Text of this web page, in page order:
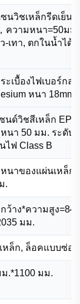
นวิชเหล็กรีดเย็น
ความหนา=50มม.
-เทา, ตกในน้ำได้
ะเบื้องไฟเบอร์กลา
หนา 18mm
นด์วิชสีเหล็ก EPS
นา 50 มม. ระดับ
ไฟ Class B
นาของแผ่นเหล็ก
.
ว้าง*ความสูง=840
มม.
หล็ก, ล็อคแบบซ่อน
.*1100 มม.